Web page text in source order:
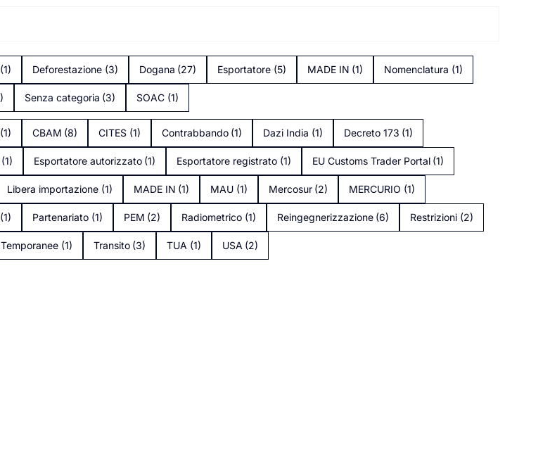
(1) Deforestazione (3) Dogana (27) Esportatore (5) MADE IN (1) Nomenclatura (1)
Senza categoria (3) SOAC (1)
(1) CBAM (8) CITES (1) Contrabbando (1) Dazi India (1) Decreto 173 (1)
(1) Esportatore autorizzato (1) Esportatore registrato (1) EU Customs Trader Portal (1)
Libera importazione (1) MADE IN (1) MAU (1) Mercosur (2) MERCURIO (1)
(1) Partenariato (1) PEM (2) Radiometrico (1) Reingegnerizzazione (6) Restrizioni (2)
Temporanee (1) Transito (3) TUA (1) USA (2)